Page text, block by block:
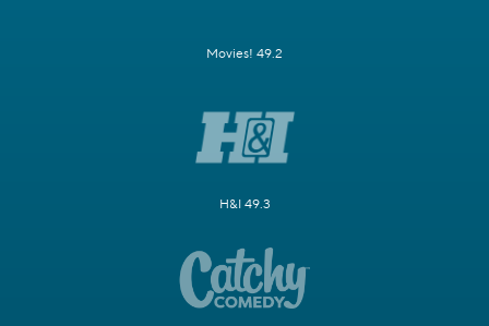
Movies! 49.2
H&I 49.3